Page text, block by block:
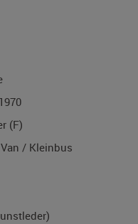
1970
(F)
Van / Kleinbus